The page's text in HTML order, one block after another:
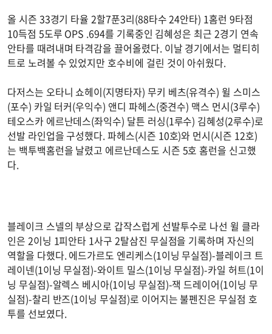
올 시즌 33경기 타율 2할7푼3리(88타수 24안타) 1홈런 9타점
10득점 5도루 OPS .694를 기록중인 김혜성은 최근 2경기 연속
안타를 때려내며 타격감을 끌어올렸다. 이날 경기에서는 멀티히
트로 노려볼 수 있었지만 호수비에 걸린 것이 아쉬웠다.
다저스는 오타니 쇼헤이(지명타자) 무키 베츠(유격수) 윌 스미스
(포수) 카일 터커(우익수) 앤디 파헤스(중견수) 맥스 먼시(3루수)
테오스카 에르난데스(좌익수) 달튼 러싱(1루수) 김혜성(2루수)로
선발 라인업을 구성했다. 파헤스(시즌 10호)와 먼시(시즌 12호)
는 백투백홈런을 날렸고 에르난데스도 시즌 5호 홈런을 신고했
다.
블레이크 스넬의 부상으로 갑작스럽게 선발투수로 나선 윌 클라
인은 2이닝 1피안타 1사구 2탈삼진 무실점을 기록하며 자신의
역할을 다했다. 에드가르도 엔리케스(1이닝 무실점)-블레이크 트
레이넨(1이닝 무실점)-와이트 밀스(1이닝 무실점)-카일 허트(1이
닝 무실점)-알렉스 베시아(1이닝 무실점)-잭 드레이어(1이닝 무
실점)-찰리 반즈(1이닝 무실점)로 이어지는 불펜진은 무실점 호
투를 선보였다.